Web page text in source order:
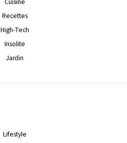
Recettes
High-Tech
Insolite
Jardin
Lifestyle